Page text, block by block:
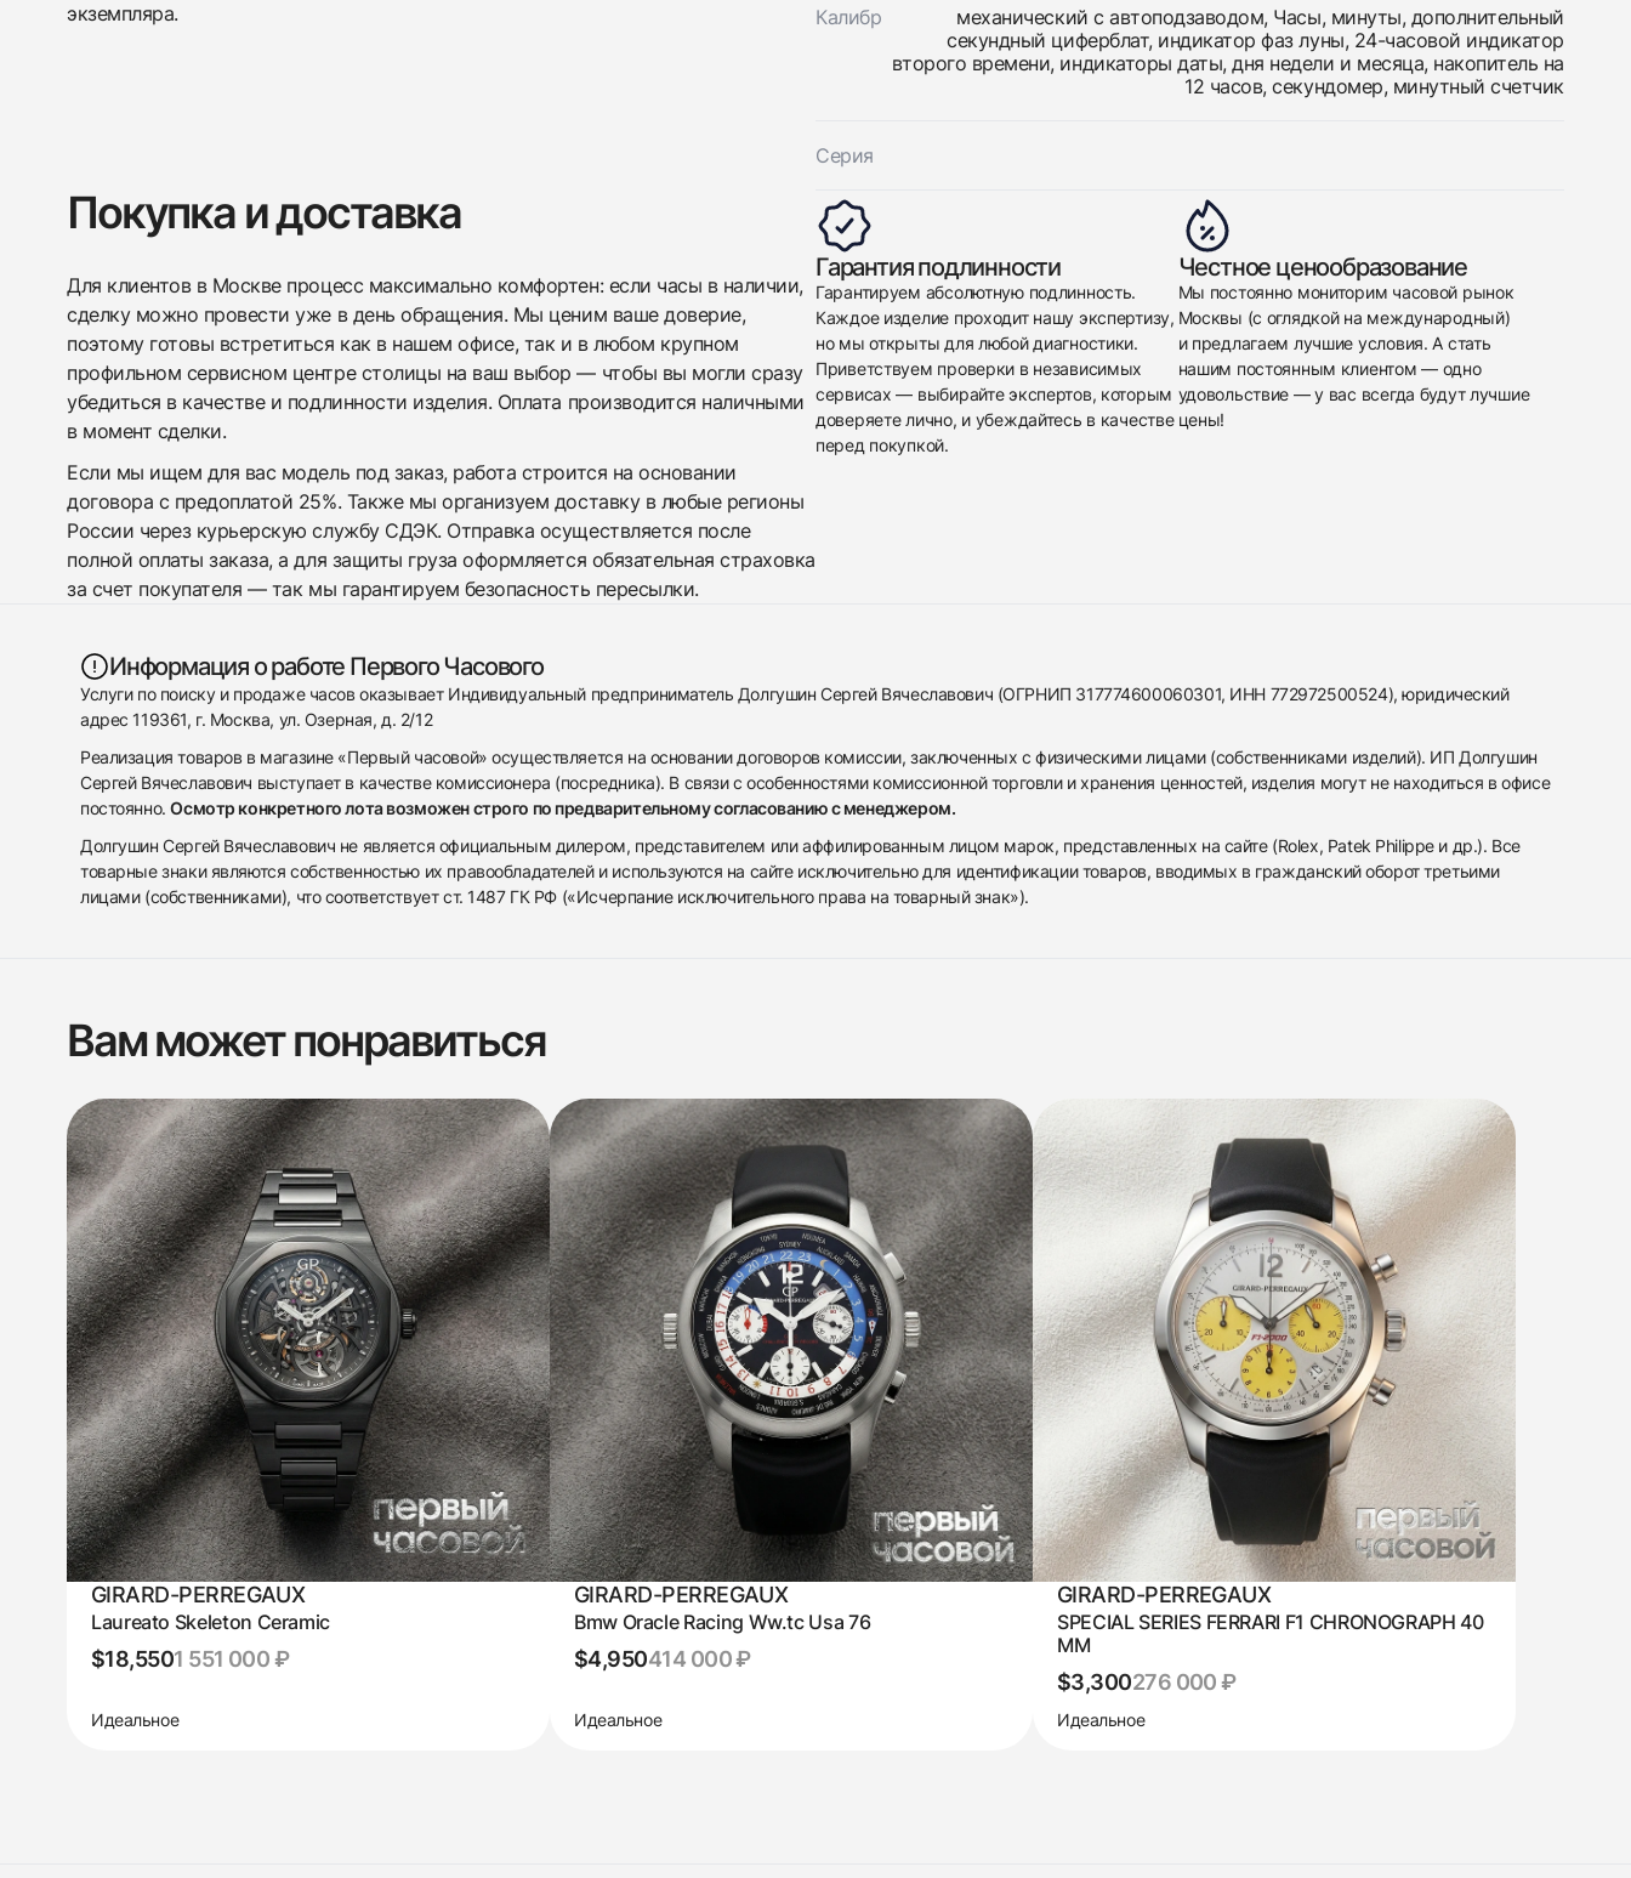
экземпляра.
Калибр
механический с автоподзаводом, Часы, минуты, дополнительный
секундный циферблат, индикатор фаз луны, 24-часовой индикатор
второго времени, индикаторы даты, дня недели и месяца, накопитель на
12 часов, секундомер, минутный счетчик
Серия
Покупка и доставка
Для клиентов в Москве процесс максимально комфортен: если часы в наличии,
сделку можно провести уже в день обращения. Мы ценим ваше доверие,
поэтому готовы встретиться как в нашем офисе, так и в любом крупном
профильном сервисном центре столицы на ваш выбор — чтобы вы могли сразу
убедиться в качестве и подлинности изделия. Оплата производится наличными
в момент сделки.
Если мы ищем для вас модель под заказ, работа строится на основании
договора с предоплатой 25%. Также мы организуем доставку в любые регионы
России через курьерскую службу СДЭК. Отправка осуществляется после
полной оплаты заказа, а для защиты груза оформляется обязательная страховка
за счет покупателя — так мы гарантируем безопасность пересылки.
Гарантия подлинности
Гарантируем абсолютную подлинность.
Каждое изделие проходит нашу экспертизу,
но мы открыты для любой диагностики.
Приветствуем проверки в независимых
сервисах — выбирайте экспертов, которым
доверяете лично, и убеждайтесь в качестве
перед покупкой.
Честное ценообразование
Мы постоянно мониторим часовой рынок
Москвы (с оглядкой на международный)
и предлагаем лучшие условия. А стать
нашим постоянным клиентом — одно
удовольствие — у вас всегда будут лучшие
цены!
Информация о работе Первого Часового
Услуги по поиску и продаже часов оказывает Индивидуальный предприниматель Долгушин Сергей Вячеславович (ОГРНИП 317774600060301, ИНН 772972500524), юридический
адрес 119361, г. Москва, ул. Озерная, д. 2/12
Реализация товаров в магазине «Первый часовой» осуществляется на основании договоров комиссии, заключенных с физическими лицами (собственниками изделий). ИП Долгушин
Сергей Вячеславович выступает в качестве комиссионера (посредника). В связи с особенностями комиссионной торговли и хранения ценностей, изделия могут не находиться в офисе
постоянно.Осмотр конкретного лота возможен строго по предварительному согласованию с менеджером.
Долгушин Сергей Вячеславович не является официальным дилером, представителем или аффилированным лицом марок, представленных на сайте (Rolex, Patek Philippe и др.). Все
товарные знаки являются собственностью их правообладателей и используются на сайте исключительно для идентификации товаров, вводимых в гражданский оборот третьими
лицами (собственниками), что соответствует ст. 1487 ГК РФ («Исчерпание исключительного права на товарный знак»).
Приложите фото ваших часов…
Вам может понравиться
GIRARD-PERREGAUX
Laureato Skeleton Ceramic
$18,5501 551 000 ₽
Идеальное
GIRARD-PERREGAUX
Bmw Oracle Racing Ww.tc Usa 76
$4,950414 000 ₽
Идеальное
GIRARD-PERREGAUX
SPECIAL SERIES FERRARI F1 CHRONOGRAPH 40
MM
$3,300276 000 ₽
Идеальное